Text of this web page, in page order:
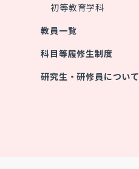
初等教育学科
教員一覧
科目等履修生制度
研究生・研修員について